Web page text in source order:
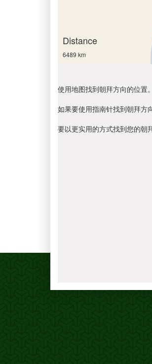
Distance
6489 km
使用地图找到朝拜方向的位置
如果要使用指南针找到朝拜方
要以更实用的方式找到您的朝